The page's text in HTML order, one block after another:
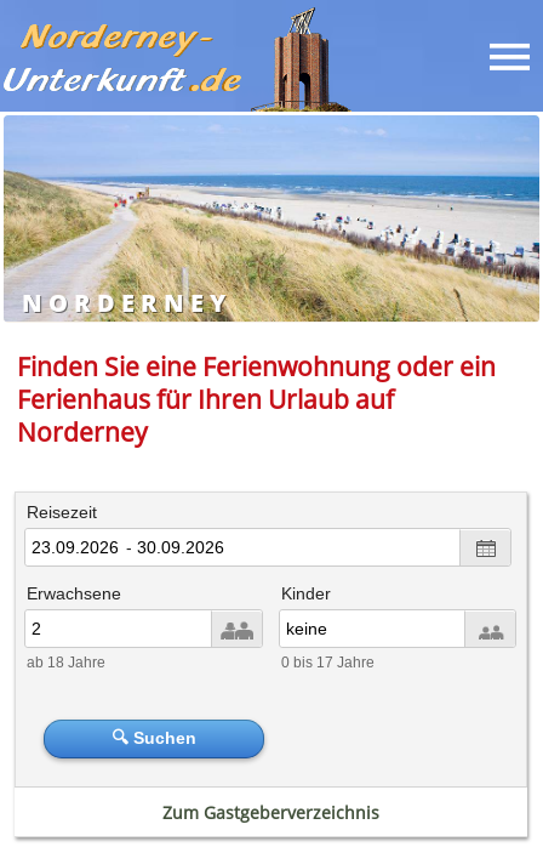
NORDERNEY
Finden Sie eine Ferienwohnung oder ein
Ferienhaus für Ihren Urlaub auf
Norderney
Reisezeit
-
Erwachsene
ab 18 Jahre
Kinder
0 bis 17 Jahre
🔍 Suchen
Zum Gastgeberverzeichnis